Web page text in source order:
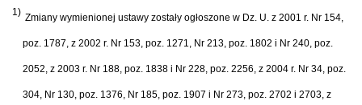
1) Zmiany wymienionej ustawy zostały ogłoszone w Dz. U. z 2001 r. Nr 154,
poz. 1787, z 2002 r. Nr 153, poz. 1271, Nr 213, poz. 1802 i Nr 240, poz.
2052, z 2003 r. Nr 188, poz. 1838 i Nr 228, poz. 2256, z 2004 r. Nr 34, poz.
304, Nr 130, poz. 1376, Nr 185, poz. 1907 i Nr 273, poz. 2702 i 2703, z